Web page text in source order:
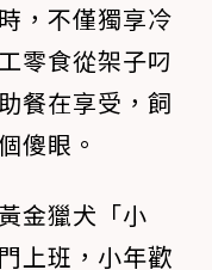
，不僅獨享冷
零食從架子叼
餐在享受，飼
傻眼。
金獵犬「小
上班，小年歡